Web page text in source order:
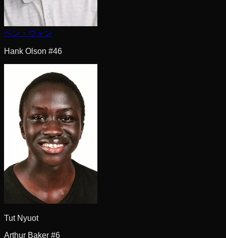
ベン・ウォン
Hank Olson #46
Tut Nyuot
Arthur Baker #6